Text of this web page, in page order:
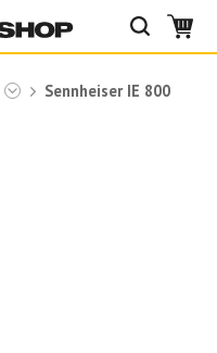
Sennheiser IE 800